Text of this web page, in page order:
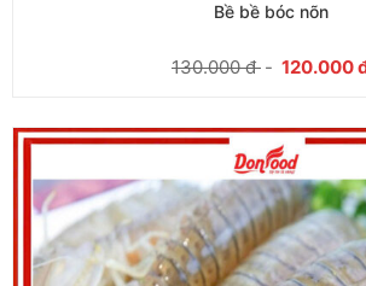
Bề bề bóc nõn
130.000đ - 120.000